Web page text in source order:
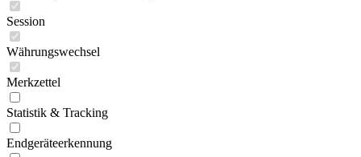
Session
Währungswechsel
Merkzettel
Statistik & Tracking
Endgeräteerkennung